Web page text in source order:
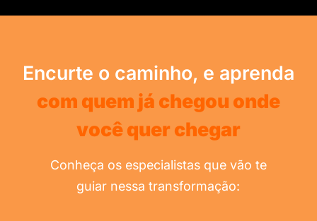
Encurte o caminho, e aprenda
com quem já chegou onde
você quer chegar
Conheça os especialistas que vão te
guiar nessa transformação: